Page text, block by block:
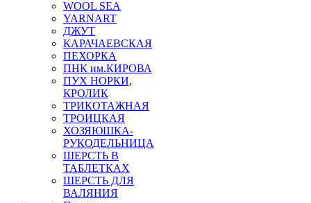
WOOL SEA
YARNART
ДЖУТ
КАРАЧАЕВСКАЯ
ПЕХОРКА
ПНК им.КИРОВА
ПУХ НОРКИ,
КРОЛИК
ТРИКОТАЖНАЯ
ТРОИЦКАЯ
ХОЗЯЮШКА-
РУКОДЕЛЬНИЦА
ШЕРСТЬ В
ТАБЛЕТКАХ
ШЕРСТЬ ДЛЯ
ВАЛЯНИЯ